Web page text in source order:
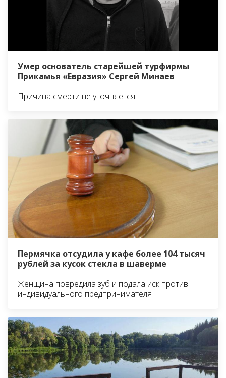
Умер основатель старейшей турфирмы
Прикамья «Евразия» Сергей Минаев
Причина смерти не уточняется
Пермячка отсудила у кафе более 104 тысяч
рублей за кусок стекла в шаверме
Женщина повредила зуб и подала иск против
индивидуального предпринимателя